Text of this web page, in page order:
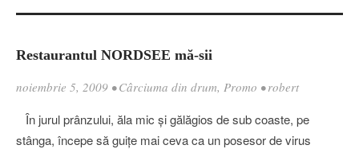
Restaurantul NORDSEE mă-sii
noiembrie 5, 2009 •Cârciuma din drum, Promo •robert
În jurul prânzului, ăla mic şi gălăgios de sub coaste, pe
stânga, începe să guiţe mai ceva ca un posesor de virus